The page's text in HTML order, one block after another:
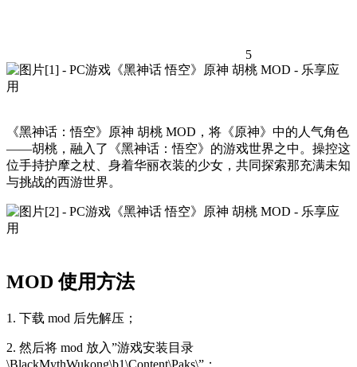
5
《黑神话：悟空》原神 胡桃 MOD，将《原神》中的人气角色
——胡桃，融入了《黑神话：悟空》的游戏世界之中。操控这
位手持护摩之杖、身着华丽衣装的少女，共同探索那充满未知
与挑战的西游世界。
MOD 使用方法
1. 下载 mod 后先解压；
2. 然后将 mod 放入”游戏安装目录
\BlackMythWukong\b1\Content\Paks\”；